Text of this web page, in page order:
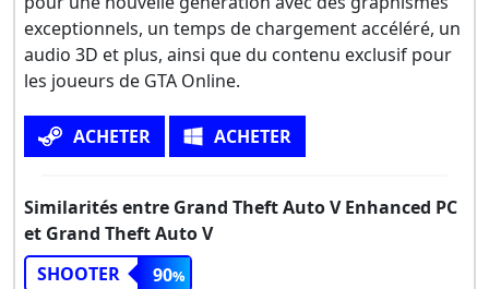
exceptionnels, un temps de chargement accéléré, un
audio 3D et plus, ainsi que du contenu exclusif pour
les joueurs de GTA Online.
ACHETER ACHETER
Similarités entre Grand Theft Auto V Enhanced PC
et Grand Theft Auto V
SHOOTER
90